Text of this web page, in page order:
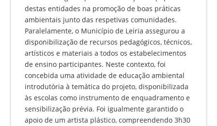
destas entidades na promoção de boas práticas
ambientais junto das respetivas comunidades.
Paralelamente, o Município de Leiria assegurou a
disponibilização de recursos pedagógicos, técnicos,
artísticos e materiais a todos os estabelecimentos
de ensino participantes. Neste contexto, foi
concebida uma atividade de educação ambiental
introdutória à temática do projeto, disponibilizada
às escolas como instrumento de enquadramento e
sensibilização prévia. Foi igualmente garantido o
apoio de um artista plástico, compreendendo 3h30